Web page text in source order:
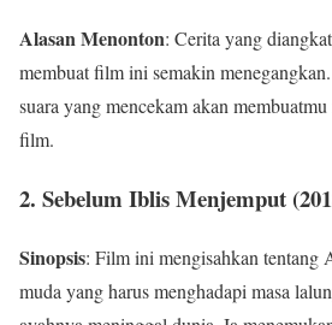
Alasan Menonton: Cerita yang
membuat film ini semakin
suara yang mencekam akan
film.
2. Sebelum Iblis Menjemput
Sinopsis: Film ini mengisahkan tentang
muda yang harus menghadapi masa